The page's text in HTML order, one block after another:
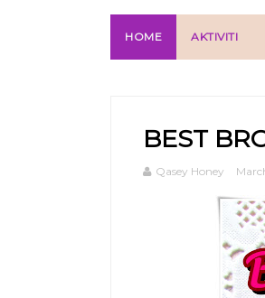
HOME AKTIVITI
BEST
Qasey Honey